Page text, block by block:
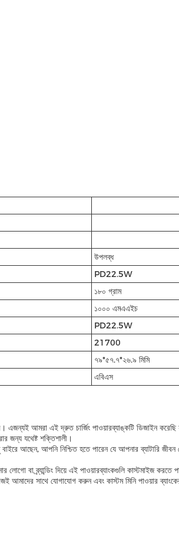
উপলব্ধ
PD22.5W
১৮০ গ্রাম
১০০০ এমএএইচ
PD22.5W
21700
৭৯*৫৭.৭*২৬.৯ মিমি
এবিএস
এজন্যই আমরা এই দ্রুত চার্জিং পাওয়ারব্যাঙ্কটি
জন্য যথেষ্ট শক্তিশালী।
আছেন, আপনি নিশ্চিত হতে পারেন যে আপনার ব্যাটারি জীবন
বা ব্র্যান্ডিং দিয়ে এই পাওয়ারব্যাংকগুলি কাস্টমাইজ করতে
আমাদের সাথে যোগাযোগ করুন এবং কাস্টম মিনি পাওয়ার